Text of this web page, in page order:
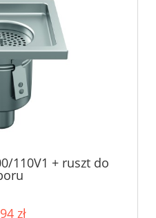
110V1 + ruszt do
zł